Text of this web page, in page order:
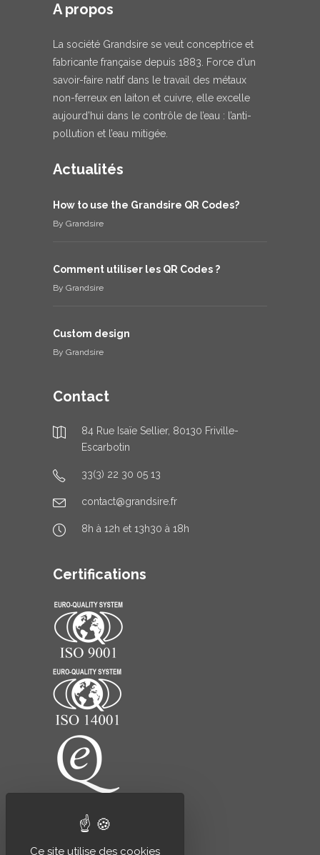
Ce site utilise des cookies
A propos
La société Grandsire se veut conceptrice et
fabricante française depuis 1883. Force d’un
savoir-faire natif dans le travail des métaux
non-ferreux en laiton et cuivre, elle excelle
aujourd’hui dans le contrôle de l’eau : l’anti-
pollution et l’eau mitigée.
Actualités
How to use the Grandsire QR Codes?
By Grandsire
Comment utiliser les QR Codes ?
By Grandsire
Custom design
By Grandsire
Contact
84 Rue Isaïe Sellier, 80130 Friville-
Escarbotin
33(3) 22 30 05 13
contact@grandsire.fr
8h à 12h et 13h30 à 18h
Certifications